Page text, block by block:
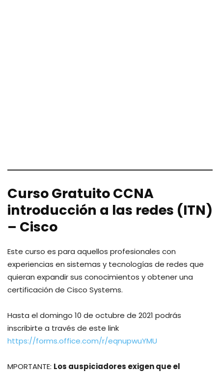
Curso Gratuito CCNA
introducción a las redes (ITN)
– Cisco
Este curso es para aquellos profesionales con
experiencias en sistemas y tecnologías de redes que
quieran expandir sus conocimientos y obtener una
certificación de Cisco Systems.
Hasta el domingo 10 de octubre de 2021 podrás
inscribirte a través de este link
https://forms.office.com/r/eqnupwuYMU
MPORTANTE: Los auspiciadores exigen que el